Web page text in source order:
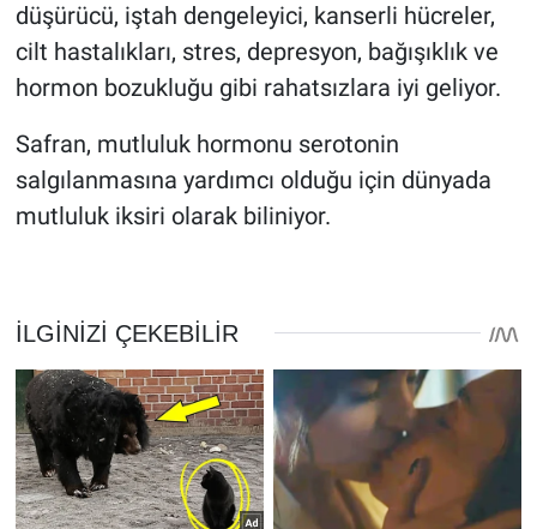
düşürücü, iştah dengeleyici, kanserli hücreler,
cilt hastalıkları, stres, depresyon, bağışıklık ve
hormon bozukluğu gibi rahatsızlara iyi geliyor.
Safran, mutluluk hormonu serotonin
salgılanmasına yardımcı olduğu için dünyada
mutluluk iksiri olarak biliniyor.